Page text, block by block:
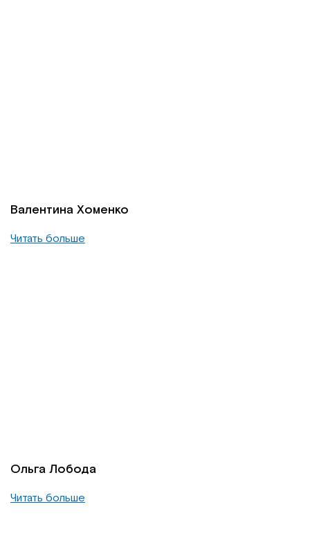
Валентина Хоменко
Читать больше
Ольга Лобода
Читать больше